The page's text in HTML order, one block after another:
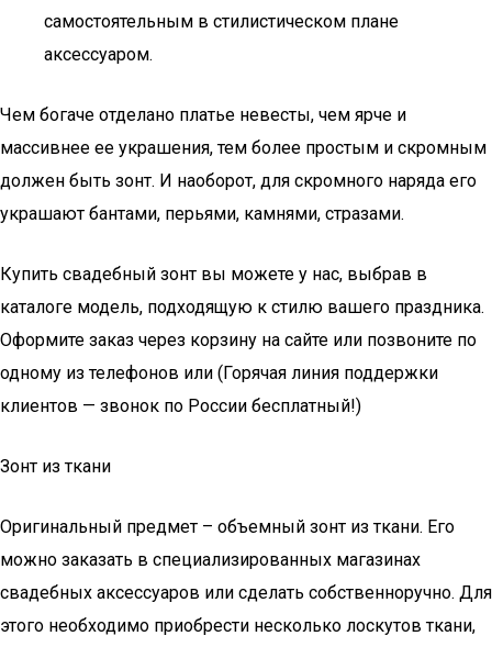
самостоятельным в стилистическом плане
аксессуаром.
Чем богаче отделано платье невесты, чем ярче и
массивнее ее украшения, тем более простым и скромным
должен быть зонт. И наоборот, для скромного наряда его
украшают бантами, перьями, камнями, стразами.
Купить свадебный зонт вы можете у нас, выбрав в
каталоге модель, подходящую к стилю вашего праздника.
Оформите заказ через корзину на сайте или позвоните по
одному из телефонов или (Горячая линия поддержки
клиентов — звонок по России бесплатный!)
Зонт из ткани
Оригинальный предмет – объемный зонт из ткани. Его
можно заказать в специализированных магазинах
свадебных аксессуаров или сделать собственноручно. Для
этого необходимо приобрести несколько лоскутов ткани,